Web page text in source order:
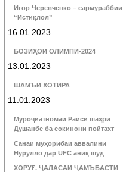
Игор Черевченко – сармураббии
“Истиқлол”
16.01.2023
БОЗИҲОИ ОЛИМПӢ-2024
13.01.2023
ШАМЪИ ХОТИРА
11.01.2023
Муроҷиатномаи Раиси шаҳри
Душанбе ба сокинони пойтахт
Санаи муҳорибаи аввалини
Нурулло дар UFC аниқ шуд
ХОРУҒ. ҶАЛАСАИ ҶАМЪБАСТИ